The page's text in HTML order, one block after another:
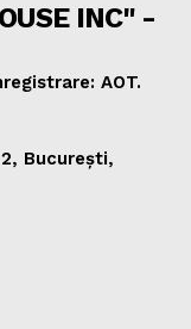
INC" -
AOT.
București,